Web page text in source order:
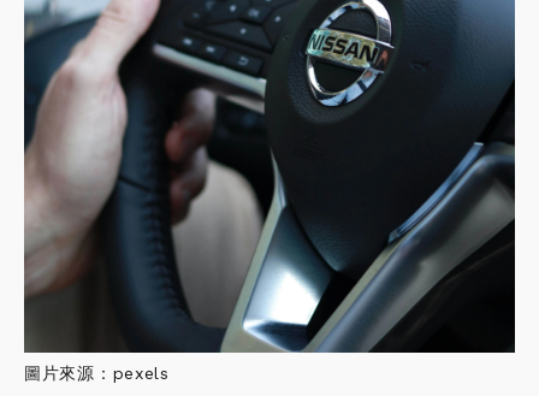
圖片來源：pexels